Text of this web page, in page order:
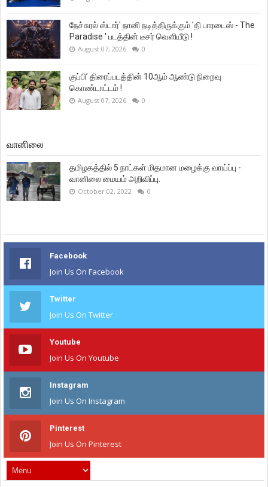
நேச்சுரல் ஸ்டார்' நானி நடித்திருக்கும் 'தி பாரடைஸ் - The
Paradise ' படத்தின் டீசர் வெளியீடு !
August 07, 2026 0
குப்பி’ திரைப்படத்தின் 10ஆம் ஆண்டு நிறைவு
கொண்டாட்டம் !
August 07, 2026 0
வானிலை
தமிழகத்தில் 5 நாட்கள் மிதமான மழைக்கு வாய்ப்பு -
வானிலை மையம் அறிவிப்பு.
October 02, 2022 0
Facebook
Join Us On Facebook
Twitter
Join Us On Twitter
Youtube
Join Us On Youtube
Instagram
Join Us On Instagram
Pinterest
Join Us On Pinterest